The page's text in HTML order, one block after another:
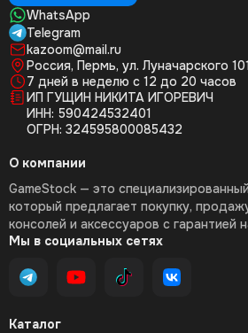
WhatsApp
Telegram
kazoom@mail.ru
Россия, Пермь, ул. Луначарского
7 дней в неделю с 12 до 20 часов
ИП ГУЩИН НИКИТА ИГОРЕВИЧ
ИНН: 590424532401
ОГРН: 324595800085432
Каталог
О компании
GameStock — это
который предлагает покупку,
консолей и аксессуаров с гарантией
Мы в социальных сетях